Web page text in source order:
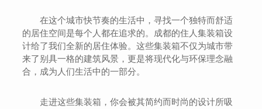
在这个城市快节奏的生活中，寻找一个独特而舒适
的居住空间是每个人都在追求的。成都的住人集装箱设
计给了我们全新的居住体验。这些集装箱不仅为城市带
来了别具一格的建筑风景，更是将现代化与环保理念融
合，成为人们生活中的一部分。
走进这些集装箱，你会被其简约而时尚的设计所吸